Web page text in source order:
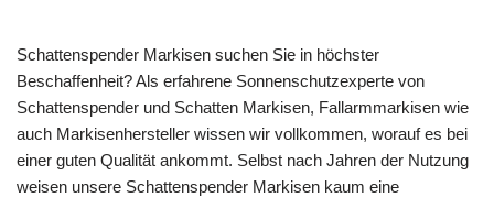
Schattenspender Markisen suchen Sie in höchster
Beschaffenheit? Als erfahrene Sonnenschutzexperte von
Schattenspender und Schatten Markisen, Fallarmmarkisen wie
auch Markisenhersteller wissen wir vollkommen, worauf es bei
einer guten Qualität ankommt. Selbst nach Jahren der Nutzung
weisen unsere Schattenspender Markisen kaum eine